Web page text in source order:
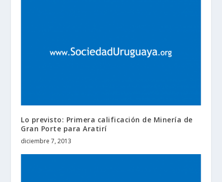
Lo previsto: Primera calificación de Minería de
Gran Porte para Aratirí
diciembre 7, 2013